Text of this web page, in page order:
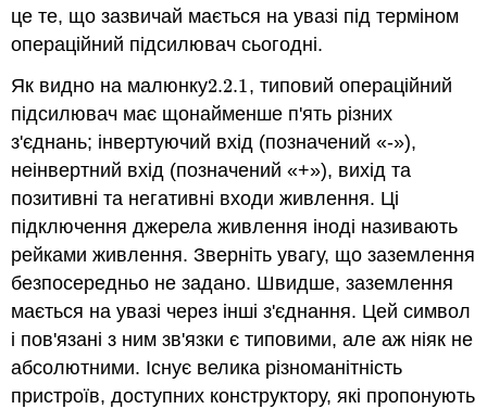
це те, що зазвичай мається на увазі під терміном
операційний підсилювач сьогодні.
Як видно на малюнку2.2.1
2.2.1, типовий операційний
підсилювач має щонайменше п'ять різних
з'єднань; інвертуючий вхід (позначений «-»),
неінвертний вхід (позначений «+»), вихід та
позитивні та негативні входи живлення. Ці
підключення джерела живлення іноді називають
рейками живлення. Зверніть увагу, що заземлення
безпосередньо не задано. Швидше, заземлення
мається на увазі через інші з'єднання. Цей символ
і пов'язані з ним зв'язки є типовими, але аж ніяк не
абсолютними. Існує велика різноманітність
пристроїв, доступних конструктору, які пропонують